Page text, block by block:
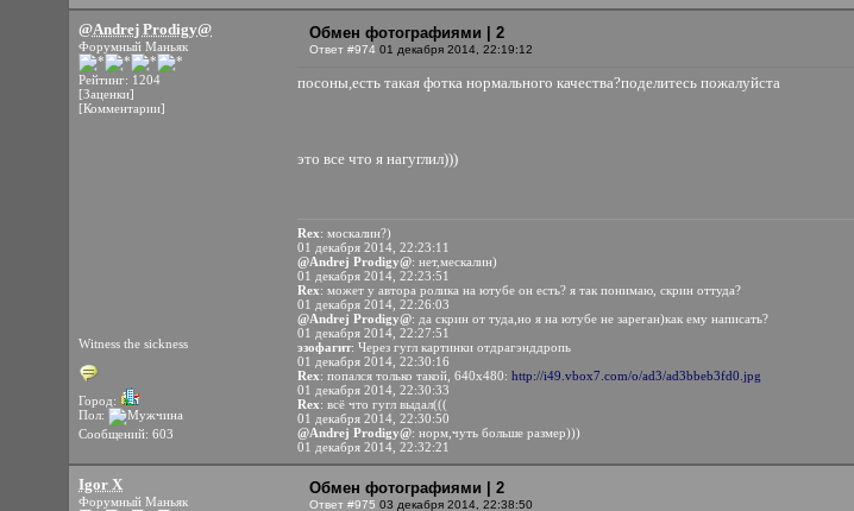
@Andrej Prodigy@
Форумный Маньяк
Рейтинг: 1204
[Заценки]
[Комментарии]
Witness the sickness
Город:
Пол:
Сообщений: 603
Обмен фотографиями | 2
Ответ #974 01 декабря 2014, 22:19:12
посоны,есть такая фотка нормального качества?поделитесь пожалуйста
это все что я нагуглил)))
Rex: москалин?)
01 декабря 2014, 22:23:11
@Andrej Prodigy@: нет,мескалин)
01 декабря 2014, 22:23:51
Rex: может у автора ролика на ютубе он есть? я так понимаю, скрин оттуда?
01 декабря 2014, 22:26:03
@Andrej Prodigy@: да скрин от туда,но я на ютубе не зареган)как ему написать?
01 декабря 2014, 22:27:51
эзофагит: Через гугл картинки отдрагэнддропь
01 декабря 2014, 22:30:16
Rex: попался только такой, 640x480: http://i49.vbox7.com/o/ad3/ad3bbeb3fd0.jpg
01 декабря 2014, 22:30:33
Rex: всё что гугл выдал(((
01 декабря 2014, 22:30:50
@Andrej Prodigy@: норм,чуть больше размер)))
01 декабря 2014, 22:32:21
Igor X
Форумный Маньяк
Обмен фотографиями | 2
Ответ #975 03 декабря 2014, 22:38:50